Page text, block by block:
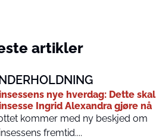
artikler
nye hverdag: Dette skal
Ingrid Alexandra gjøre nå
kommer med ny beskjed om
fremtid....